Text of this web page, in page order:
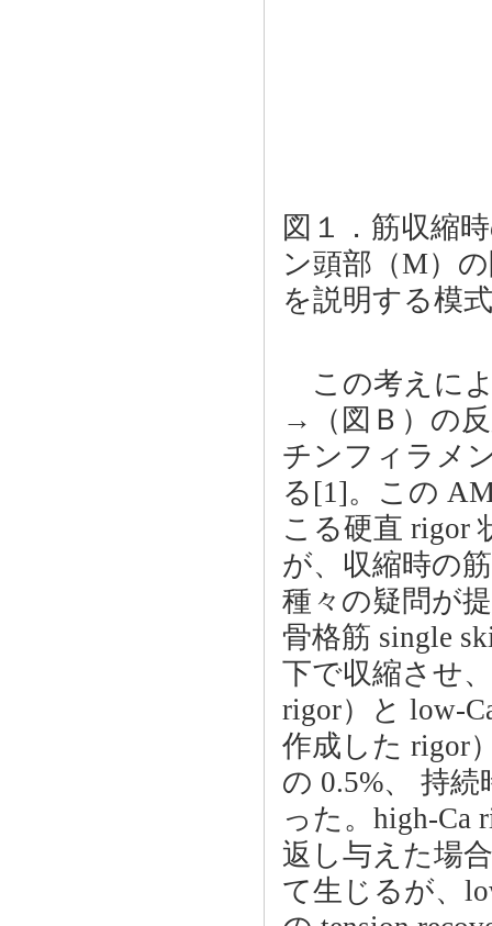
図１．筋収縮
ン頭部（M）
を説明する模
この考えによ
→（図Ｂ）の
チンフィラメ
る[1]。この
こる硬直 rigor
が、収縮時の
種々の疑問が
骨格筋 single
下で収縮させ
rigor）と low-
作成した rigor
の 0.5%、 持
った。high-Ca
返し与えた場
て生じるが、